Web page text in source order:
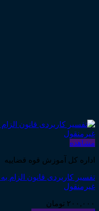
مشاهده
اداره کل آموزش قوه قضاییه
تفسیر کاربردی قانون الزام
غیرمنقول
۲۰۰,۰۰۰ تومان